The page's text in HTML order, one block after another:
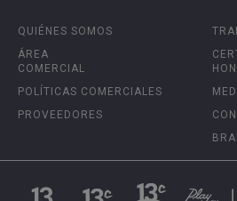
QUIÉNES SOMOS
ÁREA
COMERCIAL
POLÍTICAS COMERCIALES
PROVEEDORES